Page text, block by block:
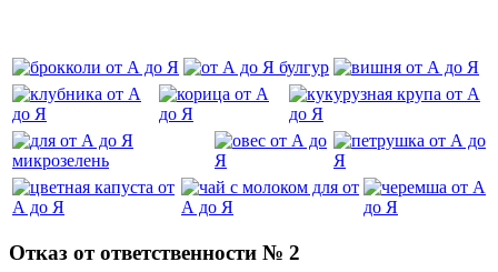
Отказ от ответственности № 2